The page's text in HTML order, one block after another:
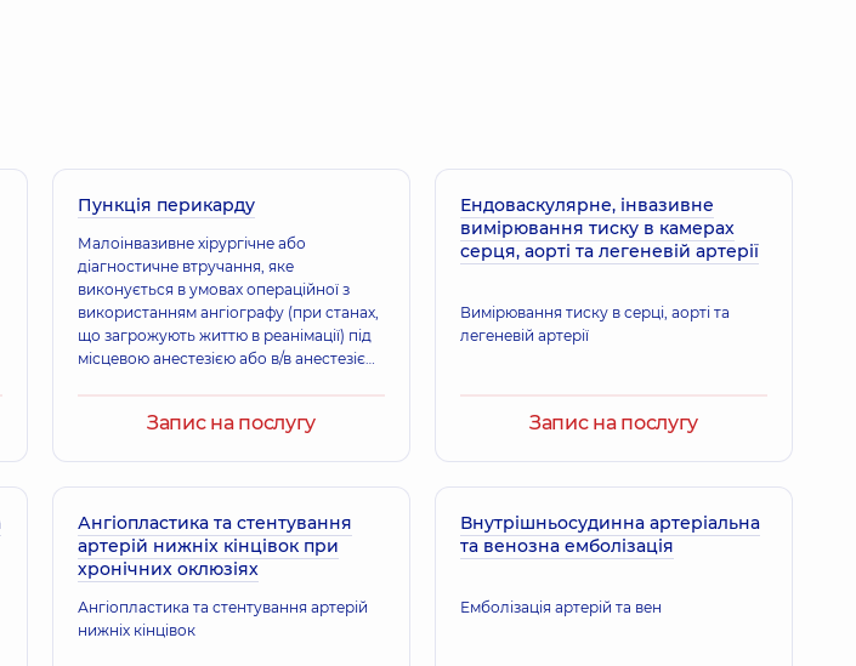
Пункція перикарду
Малоінвазивне хірургічне або
діагностичне втручання, яке
виконується в умовах операційної з
використанням ангіографу (при станах,
що загрожують життю в реанімації) під
місцевою анестезією або в/в анестезією
Запис на послугу
Ендоваскулярне, інвазивне
вимірювання тиску в камерах
серця, аорті та легеневій артерії
Вимірювання тиску в серці, аорті та
легеневій артерії
Запис на послугу
Ангіопластика та стентування
артерій нижніх кінцівок при
хронічних оклюзіях
Ангіопластика та стентування артерій
нижніх кінцівок
Внутрішньосудинна артеріальна
та венозна емболізація
Емболізація артерій та вен